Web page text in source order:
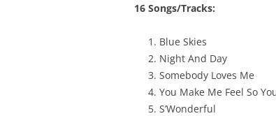
16 Songs/Tracks:
Blue Skies
Night And Day
Somebody Loves Me
You Make Me Feel So
S’Wonderful